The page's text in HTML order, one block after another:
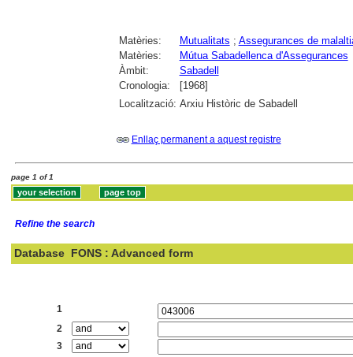
Matèries: Mutualitats ; Assegurances de
Matèries:
Mútua Sabadellenca d'Assegurances
Àmbit:
Sabadell
Cronologia:
[1968]
Localització: Arxiu Històric de Sabadell
Enllaç permanent a aquest registre
page 1 of 1
Refine the search
Database FONS : Advanced form
1
2
3